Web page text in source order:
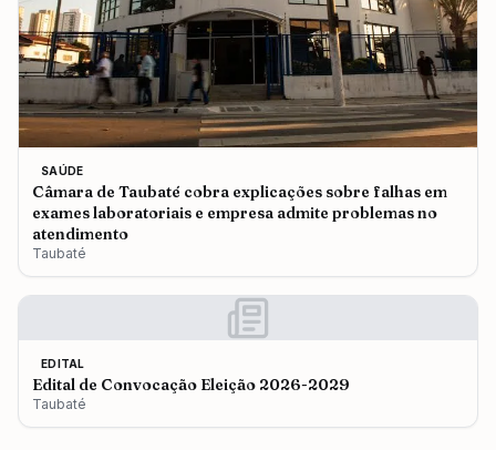
SAÚDE
Câmara de Taubaté cobra explicações sobre falhas em
exames laboratoriais e empresa admite problemas no
atendimento
Taubaté
EDITAL
Edital de Convocação Eleição 2026-2029
Taubaté